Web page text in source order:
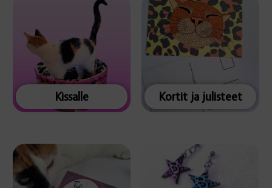
Kissalle Kortit ja julisteet